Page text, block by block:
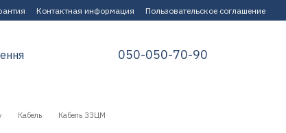
Контактная информация Пользовательское соглашение
050-050-70-90
Кабель
Кабель ЗЗЦМ